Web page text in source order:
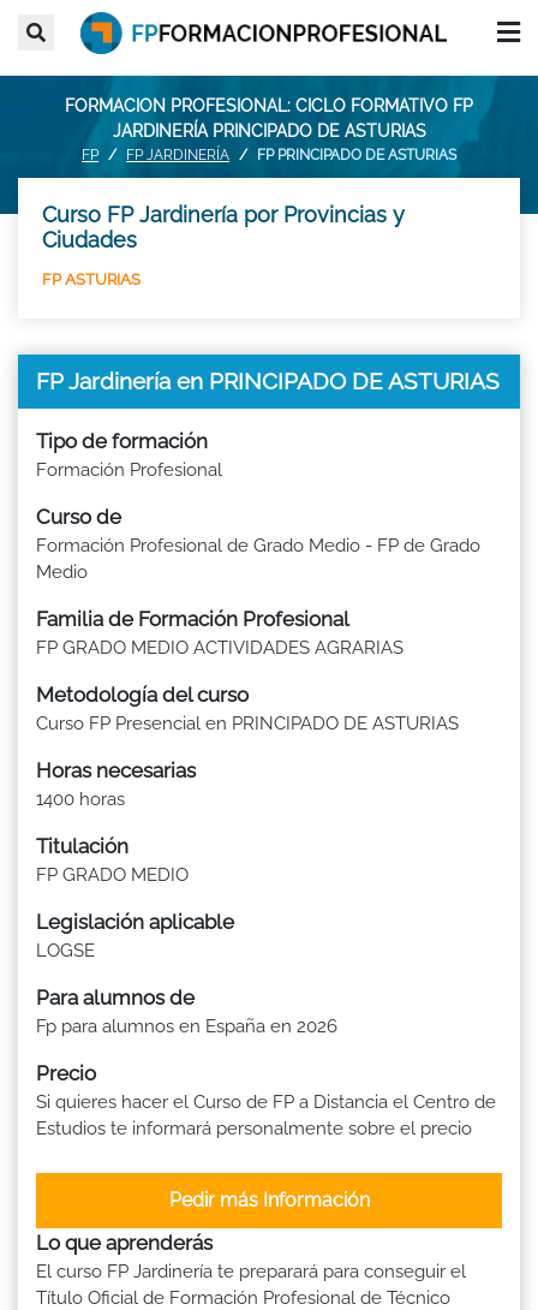
FORMACION PROFESIONAL: CICLO FORMATIVO FP
JARDINERÍA PRINCIPADO DE ASTURIAS
FP FP JARDINERÍA FP PRINCIPADO DE ASTURIAS
Curso FP Jardinería por Provincias y
Ciudades
FP ASTURIAS
FP Jardinería en PRINCIPADO DE ASTURIAS
Tipo de formación
Formación Profesional
Curso de
Formación Profesional de Grado Medio - FP de Grado
Medio
Familia de Formación Profesional
FP GRADO MEDIO ACTIVIDADES AGRARIAS
Metodología del curso
Curso FP Presencial en PRINCIPADO DE ASTURIAS
Horas necesarias
1400 horas
Titulación
FP GRADO MEDIO
Legislación aplicable
LOGSE
Para alumnos de
Fp para alumnos en España en 2026
Precio
Si quieres hacer el Curso de FP a Distancia el Centro de
Estudios te informará personalmente sobre el precio
Pedir más Información
Lo que aprenderás
El curso FP Jardinería te preparará para conseguir el
Título Oficial de Formación Profesional de Técnico